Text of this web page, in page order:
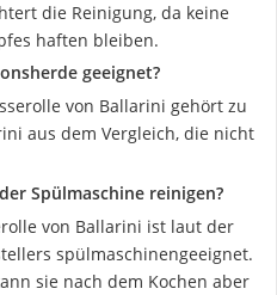
die Reinigung, da keine
haften bleiben.
geeignet?
von Ballarini gehört zu
aus dem Vergleich, die nicht
Spülmaschine reinigen?
von Ballarini ist laut der
spülmaschinengeeignet.
sie nach dem Kochen aber